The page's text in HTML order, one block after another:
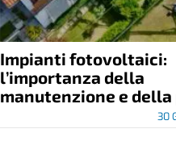
Impianti fotovoltaici:
l’importanza della
manutenzione e
30